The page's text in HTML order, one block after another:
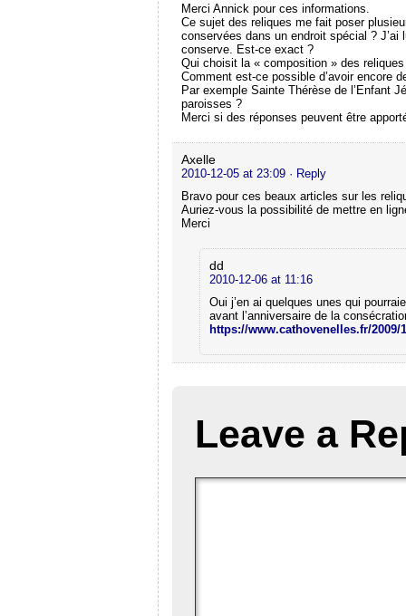
Merci Annick pour ces informations.
Ce sujet des reliques me fait poser
conservées dans un endroit spécial ?
conserve. Est-ce exact ?
Qui choisit la « composition » des reliques
Comment est-ce possible d’avoir encore
Par exemple Sainte Thérèse de l’Enfant
paroisses ?
Merci si des réponses peuvent être
Axelle
2010-12-05 at 23:09 · Reply
Bravo pour ces beaux articles sur les
Auriez-vous la possibilité de mettre en
Merci
dd
2010-12-06 at 11:16
Oui j’en ai quelques unes qui
avant l’anniversaire de la
https://www.cathovenelles.fr/2009/
Leave a